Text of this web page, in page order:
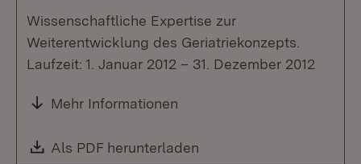
Wissenschaftliche Expertise zur
Weiterentwicklung des Geriatriekonzepts.
Laufzeit: 1. Januar 2012 – 31. Dezember 2012
Mehr Informationen
Download:
Als PDF herunterladen